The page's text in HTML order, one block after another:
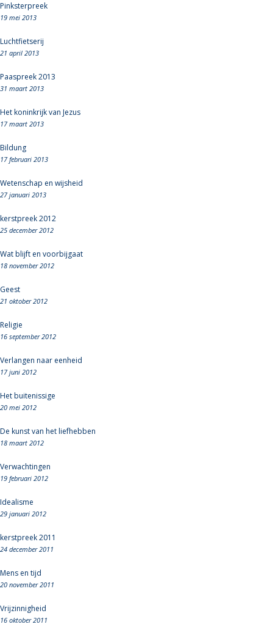
Pinksterpreek
19 mei 2013
Luchtfietserij
21 april 2013
Paaspreek 2013
31 maart 2013
Het koninkrijk van Jezus
17 maart 2013
Bildung
17 februari 2013
Wetenschap en wijsheid
27 januari 2013
kerstpreek 2012
25 december 2012
Wat blijft en voorbijgaat
18 november 2012
Geest
21 oktober 2012
Religie
16 september 2012
Verlangen naar eenheid
17 juni 2012
Het buitenissige
20 mei 2012
De kunst van het liefhebben
18 maart 2012
Verwachtingen
19 februari 2012
Idealisme
29 januari 2012
kerstpreek 2011
24 december 2011
Mens en tijd
20 november 2011
Vrijzinnigheid
16 oktober 2011